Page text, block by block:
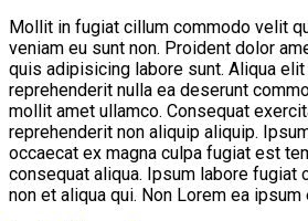
Mollit in fugiat cillum commodo velit
veniam eu sunt non. Proident dolor
quis adipisicing labore sunt. Aliqua
reprehenderit nulla ea deserunt
mollit amet ullamco. Consequat
reprehenderit non aliquip aliquip.
occaecat ex magna culpa fugiat est
consequat aliqua. Ipsum labore fugiat
non et aliqua qui. Non Lorem ea